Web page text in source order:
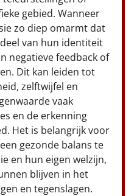
gebied. Wanneer
zo diep omarmt dat
van hun identiteit
negatieve feedback of
Dit kan leiden tot
zelftwijfel en
vaak
en de erkenning
Het is belangrijk voor
gezonde balans te
en hun eigen welzijn,
blijven in het
en tegenslagen.